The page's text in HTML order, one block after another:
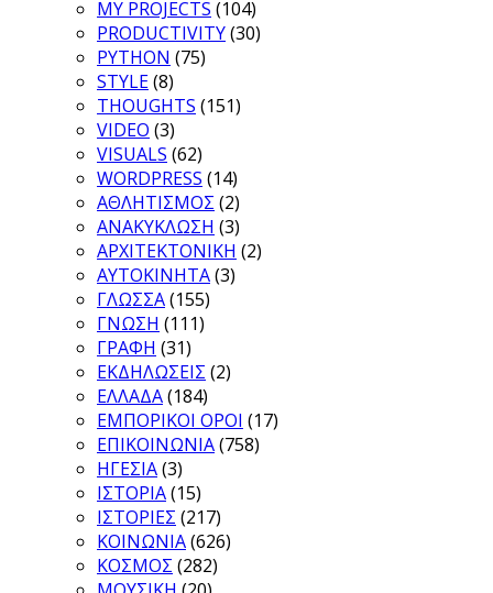
MY PROJECTS (104)
PRODUCTIVITY(30)
PYTHON (75)
STYLE(8)
THOUGHTS (151)
VIDEO (3)
VISUALS (62)
WORDPRESS (14)
ΑΘΛΗΤΙΣΜΟΣ (2)
ΑΝΑΚΥΚΛΩΣΗ (3)
ΑΡΧΙΤΕΚΤΟΝΙΚΗ (2)
ΑΥΤΟΚΙΝΗΤΑ(3)
ΓΛΩΣΣΑ(155)
ΓΝΩΣΗ (111)
ΓΡΑΦΗ (31)
ΕΚΔΗΛΩΣΕΙΣ (2)
ΕΛΛΑΔΑ(184)
ΕΜΠΟΡΙΚΟΙ ΟΡΟΙ (17)
ΕΠΙΚΟΙΝΩΝΙΑ(758)
ΗΓΕΣΙΑ(3)
ΙΣΤΟΡΙΑ(15)
ΙΣΤΟΡΙΕΣ (217)
ΚΟΙΝΩΝΙΑ(626)
ΚΟΣΜΟΣ (282)